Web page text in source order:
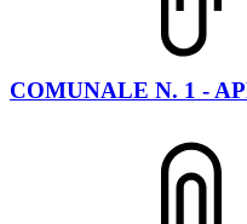
COMUNALE N. 1 -